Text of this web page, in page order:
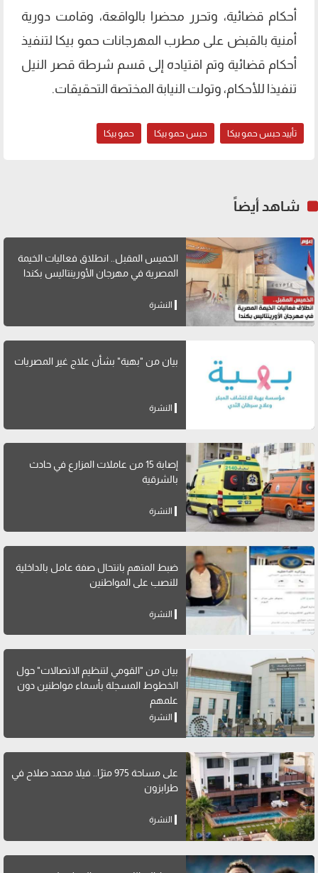
أحكام قضائية، وتحرر محضرا بالواقعة، وقامت دورية
أمنية بالقبض على مطرب المهرجانات حمو بيكا لتنفيذ
أحكام قضائية وتم اقتياده إلى قسم شرطة قصر النيل
تنفيذا للأحكام، وتولت النيابة المختصة التحقيقات.
تأييد حبس حمو بيكا حبس حمو بيكا حمو بيكا
شاهد أيضاً
الخميس المقبل.. انطلاق فعاليات الخيمة
المصرية في مهرجان الأورينتاليس بكندا
النشرة
بيان من "بهية" بشأن علاج غير المصريات
النشرة
إصابة 15 من عاملات المزارع في حادث
بالشرقية
النشرة
ضبط المتهم بانتحال صفة عامل بالداخلية
للنصب على المواطنين
النشرة
بيان من "القومي لتنظيم الاتصالات" حول
الخطوط المسجلة بأسماء مواطنين دون
علمهم
النشرة
على مساحة 975 مترًا.. فيلا محمد صلاح في
طرابزون
النشرة